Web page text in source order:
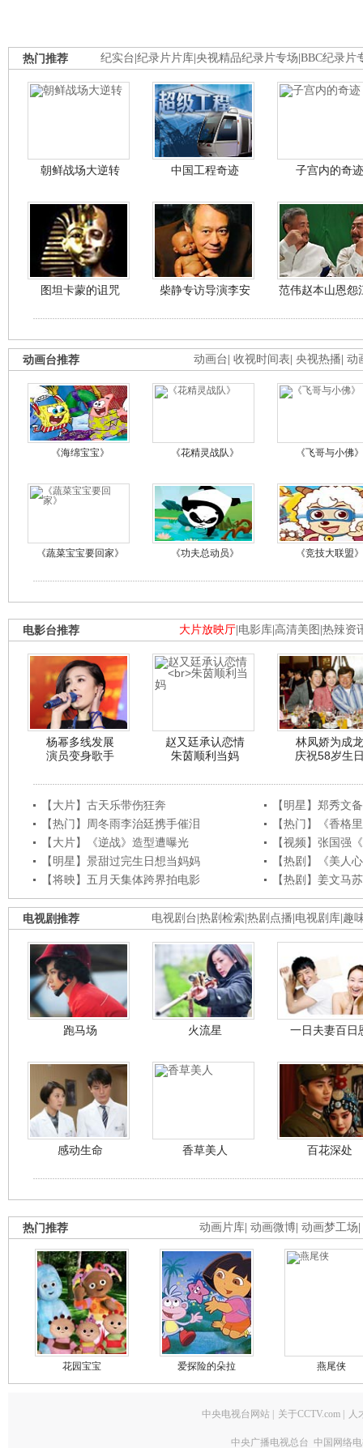
纪实台 纪录片片库 央视精品纪录片专场 BBC纪录片
热门推荐
朝鲜战场大逆转 中国工程奇迹 子宫内的奇迹
图坦卡蒙的诅咒 柴静专访导演李安 范伟赵本山恩怨
动画台 收视时间表 央视热播 动
动画台推荐
《海绵宝宝》 《花精灵战队》 《飞哥与小佛》
《蔬菜宝宝要回家》 《功夫总动员》 《竞技大联盟》
大片放映厅 电影库 高清美图 热辣资
电影台推荐
杨幂多线发展
演员变身歌手
赵又廷承认恋情
朱茵顺利当妈
林凤娇为成龙
庆祝58岁生
【大片】古天乐带伤狂奔
【明星】郑秀文
【热门】周冬雨李治廷携手催泪
【热门】《香格
【大片】《逆战》造型遭曝光
【视频】张国强
【明星】景甜过完生日想当妈妈
【热剧】《美人
【将映】五月天集体跨界拍电影
【热剧】姜文马
电视剧台 热剧检索 热剧点播 电视剧库 趣
电视剧推荐
跑马场 火流星 一日夫妻百日
感动生命 香草美人 百花深处
动画片库 动画微博 动画梦工场
热门推荐
花园宝宝 爱探险的朵拉 燕尾侠
中央电视台网站 关于CCTV.com 人
中央广播电视总台 中国网络